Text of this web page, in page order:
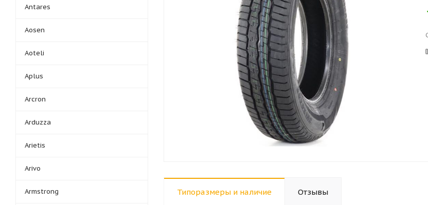
Типоразмеры и наличие Отзывы
Antares
Aosen
Aoteli
Aplus
Arcron
Arduzza
Arietis
Arivo
Armstrong